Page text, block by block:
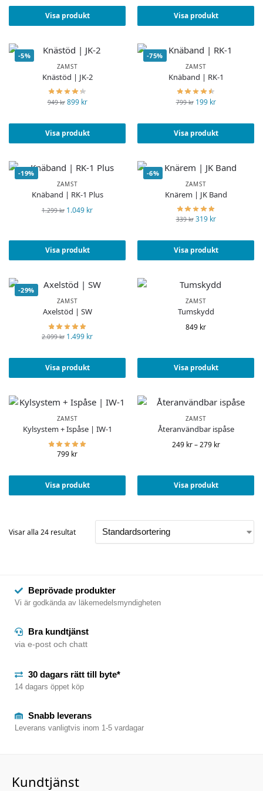
Visa produkt Visa produkt
-5%
ZAMST
Knästöd | JK-2
949kr 899 kr
Visa produkt
-75%
ZAMST
Knäband | RK-1
799kr 199 kr
Visa produkt
-19%
ZAMST
Knäband | RK-1 Plus
1.299kr 1.049 kr
Visa produkt
-6%
ZAMST
Knärem | JK Band
339kr 319 kr
Visa produkt
-29%
ZAMST
Axelstöd | SW
2.099kr 1.499 kr
Visa produkt
ZAMST
Tumskydd
849 kr
Visa produkt
ZAMST
Kylsystem + Ispåse | IW-1
799 kr
Visa produkt
ZAMST
Återanvändbar ispåse
249 kr – 279 kr
Visa produkt
Visar alla 24 resultat
Beprövade produkter
Vi är godkända av läkemedelsmyndigheten
Bra kundtjänst
via e-post och chatt
30 dagars rätt till byte*
14 dagars öppet köp
Snabb leverans
Leverans vanligtvis inom 1-5 vardagar
Kundtjänst